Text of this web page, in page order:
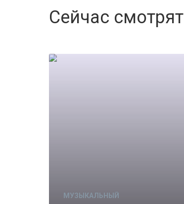
Сейчас смотрят
МУЗЫКАЛЬНЫЙ